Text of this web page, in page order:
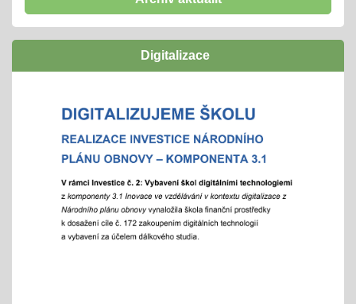
naplno rozvinout svůj potenciál
01.02.2026
městská, okresní a vyšší kola
"držíme palce"
Zápisy online pro školní rok 2026/2027
15.01.2026
- letošní zápis do ZŠ pro 1. ročník školního roku
Digitalizace